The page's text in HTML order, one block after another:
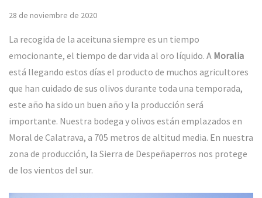
28 de noviembre de 2020
La recogida de la aceituna siempre es un tiempo
emocionante, el tiempo de dar vida al oro líquido. A Moralia
está llegando estos días el producto de muchos agricultores
que han cuidado de sus olivos durante toda una temporada,
este año ha sido un buen año y la producción será
importante. Nuestra bodega y olivos están emplazados en
Moral de Calatrava, a 705 metros de altitud media. En nuestra
zona de producción, la Sierra de Despeñaperros nos protege
de los vientos del sur.